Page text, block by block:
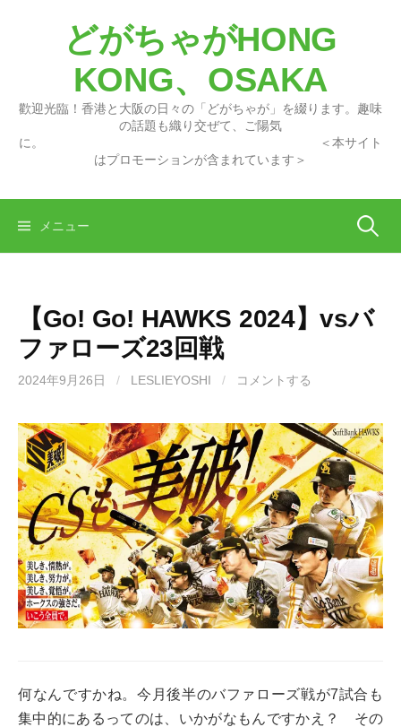
どがちゃがHONG
KONG、OSAKA
歡迎光臨！香港と大阪の日々の「どがちゃが」を綴ります。趣味
の話題も織り交ぜて、ご陽気
に。 ＜本サイト
はプロモーションが含まれています＞
メニュー 検
【Go! Go! HAWKS 2024】vsバ
ファローズ23回戦
2024年9月26日 / LESLIEYOSHI / コメントする
何なんですかね。今月後半のバファローズ戦が7試合も
集中的にあるってのは、いかがなもんですかえ？ その